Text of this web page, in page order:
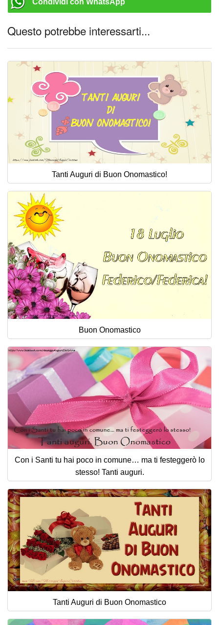
Condividi con WhatsApp
Questo potrebbe interessarti...
Tanti Auguri di Buon Onomastico!
Buon Onomastico
Con i Santi tu hai poco in comune… ma ti festeggerò lo
stesso! Tanti auguri.
Tanti Auguri di Buon Onomastico